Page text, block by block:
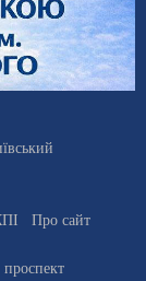
Про сайт
проспект